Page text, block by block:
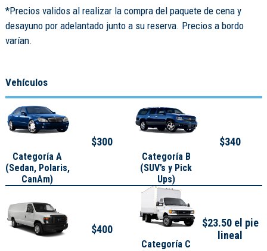
*Precios validos al realizar la compra del paquete de cena y
desayuno por adelantado junto a su reserva. Precios a bordo
varían.
Vehículos
Categoría A
(Sedan, Polaris,
CanAm)
$300
Categoría B
(SUV’s y Pick
Ups)
$340
$400
Categoría C
$23.50 el pie
lineal